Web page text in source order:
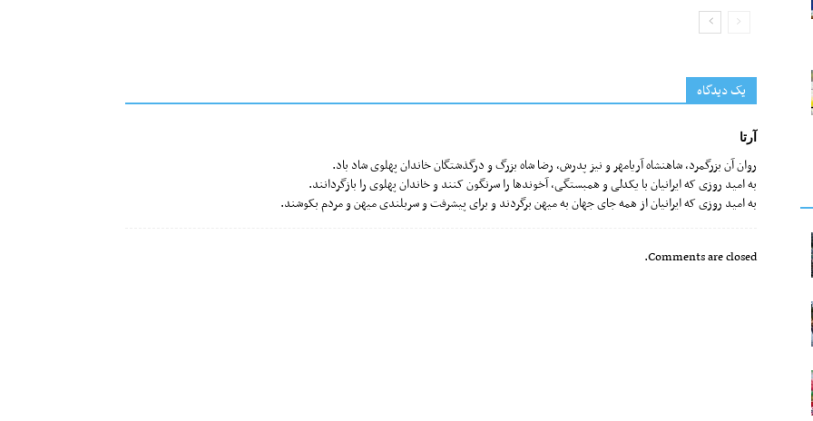
یک دیدگاه
آرتا
روان آن بزرگمرد، شاهنشاه آریامهر و نیز پدرش، رضا شاه بزرگ و درگذشتگان خاندان پهلوی شاد باد.
به امید روزی که ایرانیان با یکدلی و همبستگی، آخوندها را سرنگون کنند و خاندان پهلوی را بازگردانند.
به امید روزی که ایرانیان از همه جای جهان به میهن برگردند و برای پیشرفت و سربلندی میهن و مردم بکوشند.
Comments are closed.